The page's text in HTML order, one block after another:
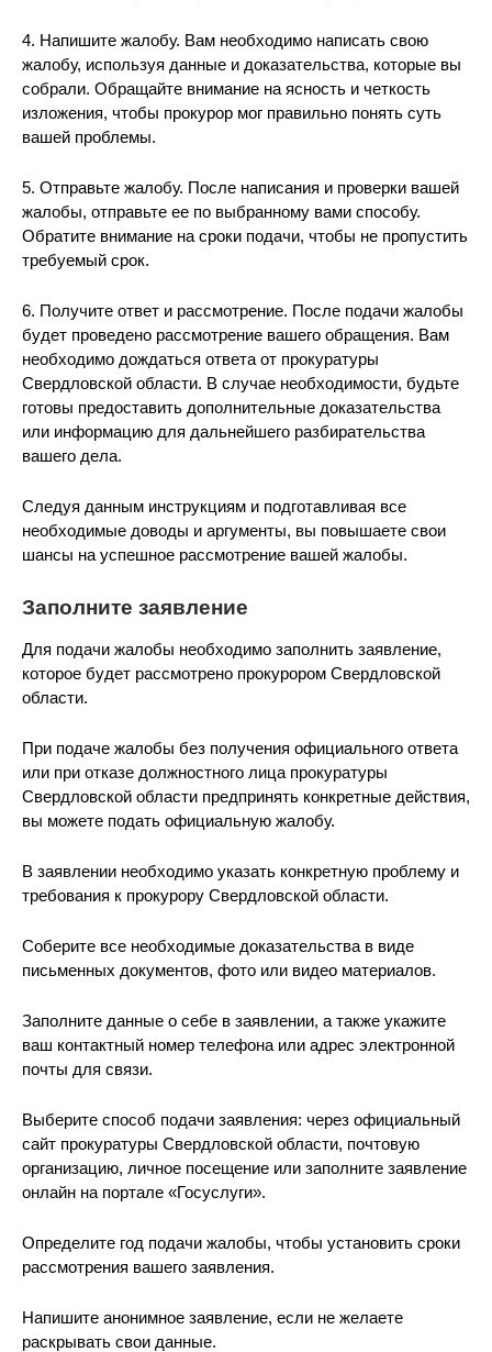
4. Напишите жалобу. Вам необходимо написать свою
жалобу, используя данные и доказательства, которые вы
собрали. Обращайте внимание на ясность и четкость
изложения, чтобы прокурор мог правильно понять суть
вашей проблемы.
5. Отправьте жалобу. После написания и проверки вашей
жалобы, отправьте ее по выбранному вами способу.
Обратите внимание на сроки подачи, чтобы не пропустить
требуемый срок.
6. Получите ответ и рассмотрение. После подачи жалобы
будет проведено рассмотрение вашего обращения. Вам
необходимо дождаться ответа от прокуратуры
Свердловской области. В случае необходимости, будьте
готовы предоставить дополнительные доказательства
или информацию для дальнейшего разбирательства
вашего дела.
Следуя данным инструкциям и подготавливая все
необходимые доводы и аргументы, вы повышаете свои
шансы на успешное рассмотрение вашей жалобы.
Заполните заявление
Для подачи жалобы необходимо заполнить заявление,
которое будет рассмотрено прокурором Свердловской
области.
При подаче жалобы без получения официального ответа
или при отказе должностного лица прокуратуры
Свердловской области предпринять конкретные действия,
вы можете подать официальную жалобу.
В заявлении необходимо указать конкретную проблему и
требования к прокурору Свердловской области.
Соберите все необходимые доказательства в виде
письменных документов, фото или видео материалов.
Заполните данные о себе в заявлении, а также укажите
ваш контактный номер телефона или адрес электронной
почты для связи.
Выберите способ подачи заявления: через официальный
сайт прокуратуры Свердловской области, почтовую
организацию, личное посещение или заполните заявление
онлайн на портале «Госуслуги».
Определите год подачи жалобы, чтобы установить сроки
рассмотрения вашего заявления.
Напишите анонимное заявление, если не желаете
раскрывать свои данные.